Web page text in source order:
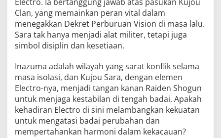
Clan, yang memainkan peran vital dalam
menegakkan Dekret Perburuan Vision di masa lalu.
Sara tak hanya menjadi alat militer, tetapi juga
simbol disiplin dan kesetiaan.
Inazuma adalah wilayah yang sarat konflik selama
masa isolasi, dan Kujou Sara, dengan elemen
Electro-nya, menjadi tangan kanan Raiden Shogun
untuk menjaga kestabilan di tengah badai. Apakah
kehadiran Electro di sini melambangkan kekuatan
untuk mengatasi badai perubahan dan
mempertahankan harmoni dalam kekacauan?